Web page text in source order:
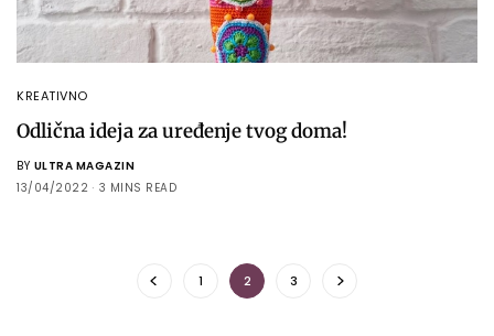
KREATIVNO
Odlična ideja za uređenje tvog doma!
BY ULTRA MAGAZIN
13/04/2022
3 MINS READ
1 2 3